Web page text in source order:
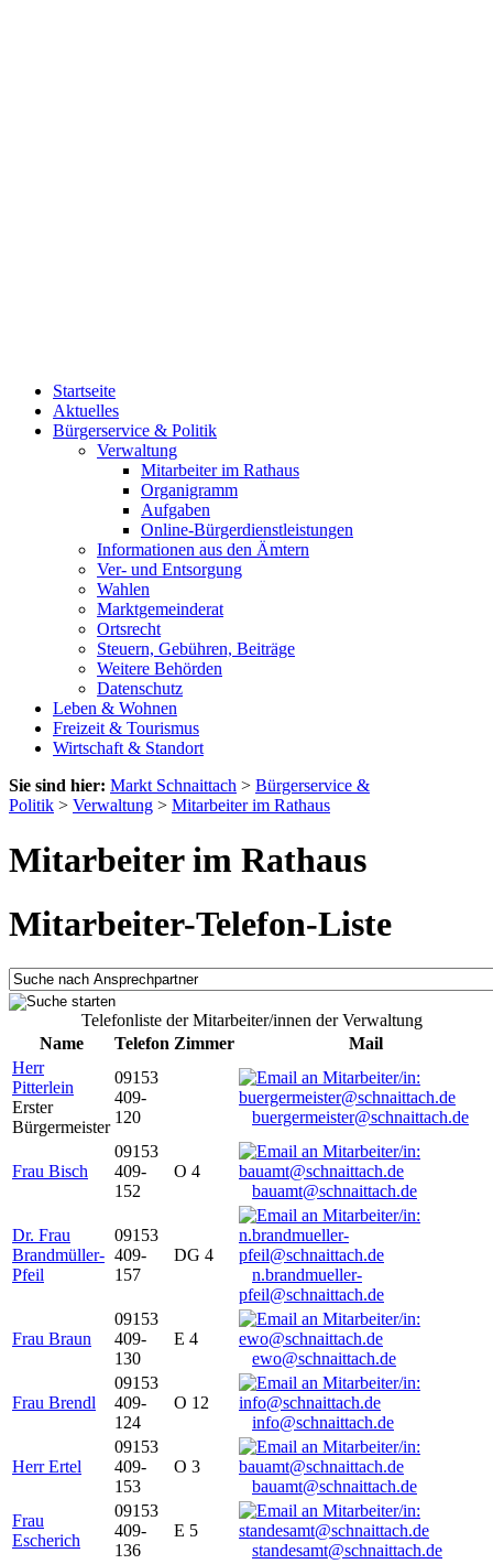
Startseite
Aktuelles
Bürgerservice & Politik
Verwaltung
Mitarbeiter im Rathaus
Organigramm
Aufgaben
Online-Bürgerdienstleistungen
Informationen aus den Ämtern
Ver- und Entsorgung
Wahlen
Marktgemeinderat
Ortsrecht
Steuern, Gebühren, Beiträge
Weitere Behörden
Datenschutz
Leben & Wohnen
Freizeit & Tourismus
Wirtschaft & Standort
Sie sind hier: Markt Schnaittach > Bürgerservice &
Politik > Verwaltung > Mitarbeiter im Rathaus
Mitarbeiter im Rathaus
Mitarbeiter-Telefon-Liste
Telefonliste der Mitarbeiter/innen der Verwaltung
Name
Telefon Zimmer
Mail
Herr
Pitterlein
Erster
Bürgermeister
09153
409-
120
buergermeister@schnaittach.de
Frau Bisch
09153
409-
152
O 4
bauamt@schnaittach.de
Dr. Frau
Brandmüller-
Pfeil
09153
409-
157
DG 4
n.brandmueller-
pfeil@schnaittach.de
Frau Braun
09153
409-
130
E 4
ewo@schnaittach.de
Frau Brendl
09153
409-
124
O 12
info@schnaittach.de
Herr Ertel
09153
409-
153
O 3
bauamt@schnaittach.de
Frau
Escherich
09153
409-
136
E 5
standesamt@schnaittach.de